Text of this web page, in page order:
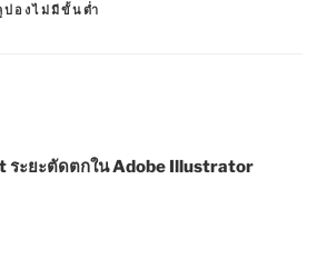
ปองไม่มีขั้นต่ำ
ระยะตัดตกใน Adobe Illustrator